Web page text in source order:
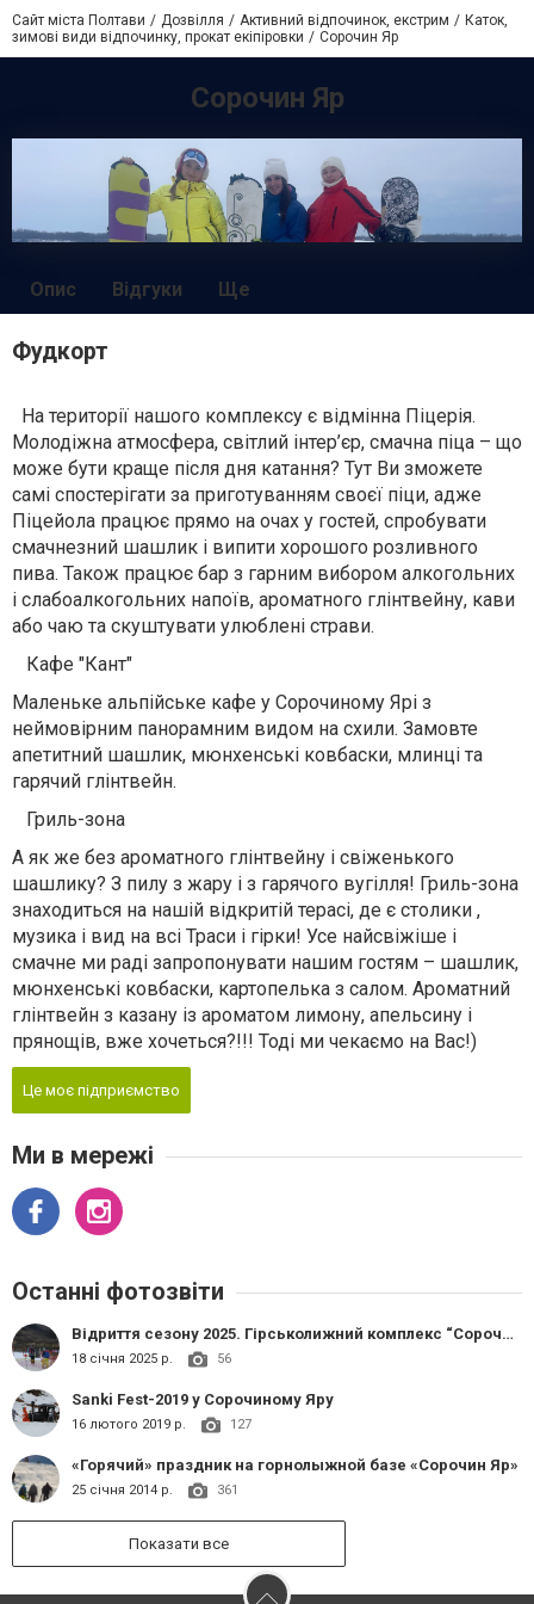
Сайт міста Полтави Дозвілля Активний відпочинок, екстрим
Каток,
зимові види відпочинку, прокат екіпіровки
Сорочин Яр
Сорочин Яр
Опис Відгуки Ще
Фудкорт
На території нашого комплексу є відмінна Піцерія.
Молодіжна атмосфера, світлий інтер’єр, смачна піца – що
може бути краще після дня катання? Тут Ви зможете
самі спостерігати за приготуванням своєї піци, адже
Піцейола працює прямо на очах у гостей, спробувати
смачнезний шашлик і випити хорошого розливного
пива. Також працює бар з гарним вибором алкогольних
і слабоалкогольних напоїв, ароматного глінтвейну, кави
або чаю та скуштувати улюблені страви.
Кафе "Кант"
Маленьке альпійське кафе у Сорочиному Ярі з
неймовірним панорамним видом на схили. Замовте
апетитний шашлик, мюнхенські ковбаски, млинці та
гарячий глінтвейн.
Гриль-зона
А як же без ароматного глінтвейну і свіженького
шашлику? З пилу з жару і з гарячого вугілля! Гриль-зона
знаходиться на нашій відкритій терасі, де є столики ,
музика і вид на всі Траси і гірки! Усе найсвіжіше і
смачне ми раді запропонувати нашим гостям – шашлик,
мюнхенські ковбаски, картопелька з салом. Ароматний
глінтвейн з казану із ароматом лимону, апельсину і
прянощів, вже хочеться?!!! Тоді ми чекаємо на Вас!)
Це моє підприємство
Ми в мережі
Останні фотозвіти
Відриття сезону 2025. Гірськолижний комплекс “Сорочин Яр”.
18 січня 2025 р. 56
Sanki Fest-2019 у Сорочиному Яру
16 лютого 2019 р. 127
«Горячий» праздник на горнолыжной базе «Сорочин Яр»
25 січня 2014 р. 361
Показати все